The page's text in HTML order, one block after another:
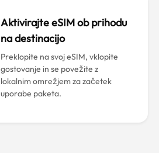
Aktivirajte eSIM ob prihodu
na destinacijo
Preklopite na svoj eSIM, vklopite
gostovanje in se povežite z
lokalnim omrežjem za začetek
uporabe paketa.